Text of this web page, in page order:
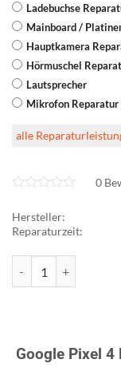
Ladebuchse
Mainboard /
Hauptkamera
Hörmuschel
Lautsprecher
Mikrofon Reparatur
alle
0
Hersteller:
Reparaturzeit:
Google Pixel